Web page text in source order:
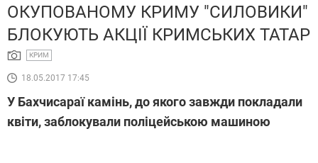
ОКУПОВАНОМУ КРИМУ "СИЛОВИКИ"
БЛОКУЮТЬ АКЦІЇ КРИМСЬКИХ ТАТАР
КРИМ
18.05.2017 17:45
У Бахчисараї камінь, до якого завжди покладали
квіти, заблокували поліцейською машиною